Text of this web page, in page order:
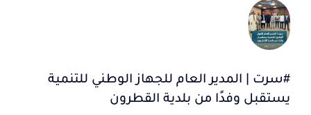
#سرت | المدير العام للجهاز الوطني للتنمية
يستقبل وفدًا من بلدية القطرون